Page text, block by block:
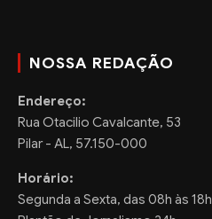
NOSSA REDAÇÃO
Endereço:
Rua Otacilio Cavalcante, 53
Pilar - AL, 57.150-000
Horário:
Segunda a Sexta, das 08h às 18h